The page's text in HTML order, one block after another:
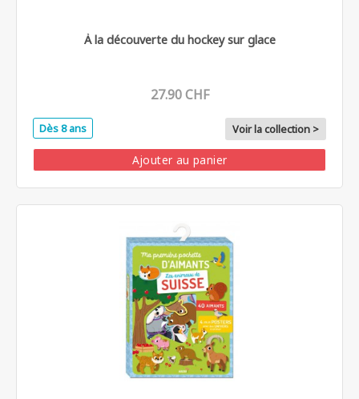
À la découverte du hockey sur glace
27.90 CHF
Dès 8 ans Voir la collection >
Ajouter au panier